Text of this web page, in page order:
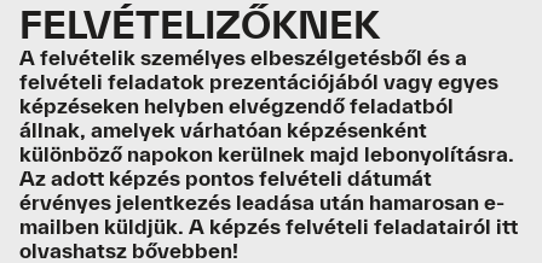
Tipográfia & kiadvány
Divatmarketing
FELVÉTELIZŐKNEK
A felvételik személyes elbeszélgetésből és a
felvételi feladatok prezentációjából vagy egyes
képzéseken helyben elvégzendő feladatból
állnak, amelyek várhatóan képzésenként
különböző napokon kerülnek majd lebonyolításra.
Az adott képzés pontos felvételi dátumát
érvényes jelentkezés leadása után hamarosan e-
mailben küldjük. A képzés felvételi feladatairól itt
olvashatsz bővebben!